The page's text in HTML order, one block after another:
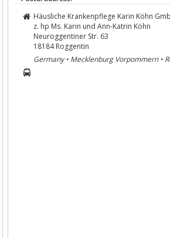
Häusliche Krankenpflege Karin Köhn
z. hp Ms. Karin und Ann-Katrin Köhn
Neuroggentiner Str. 63
18184 Roggentin
Germany • Mecklenburg Vorpommern •